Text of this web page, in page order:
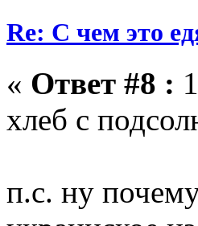
Re: С чем это
« Ответ #8 :
хлеб с
п.с. ну